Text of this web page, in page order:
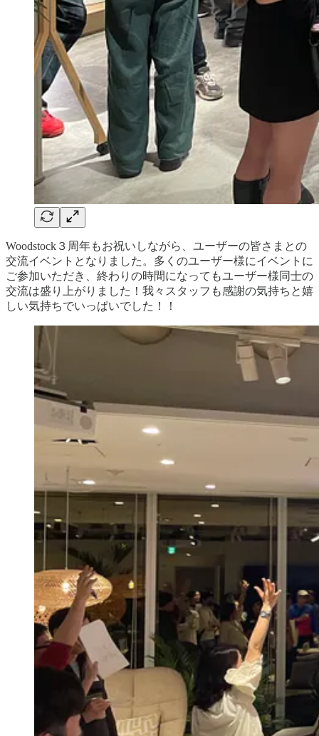
Woodstock３周年もお祝いしながら、ユーザーの皆さまとの
交流イベントとなりました。多くのユーザー様にイベントに
ご参加いただき、終わりの時間になってもユーザー様同士の
交流は盛り上がりました！我々スタッフも感謝の気持ちと嬉
しい気持ちでいっぱいでした！！